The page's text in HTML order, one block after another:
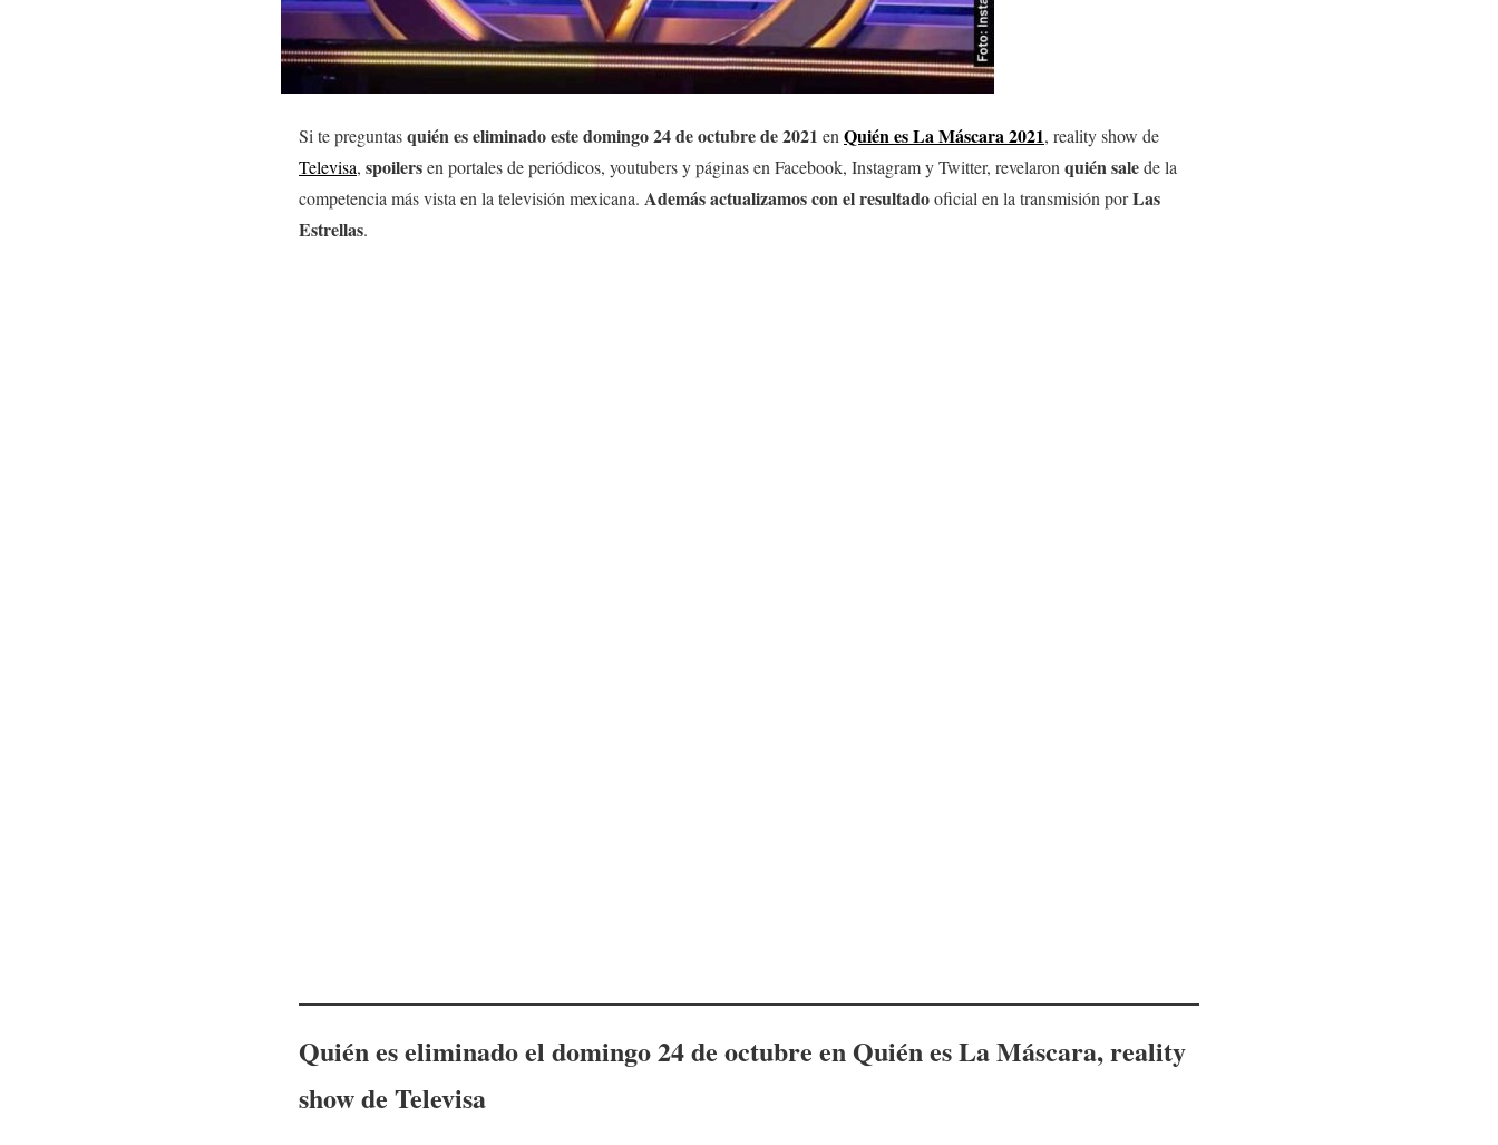
Si te preguntasquién es eliminado este domingo 24 de octubrede 2021 en Quién es La Máscara 2021, reality show de
Televisa, spoilersen portales de periódicos, youtubers y páginas en Facebook, Instagram y Twitter, revelaron quién salede la
competencia más vista en la televisión mexicana. Además actualizamos con el resultadooficial en la transmisión porLas
Estrellas.
Quién es eliminado el domingo 24 de octubre en Quién es La Máscara, reality
show de Televisa